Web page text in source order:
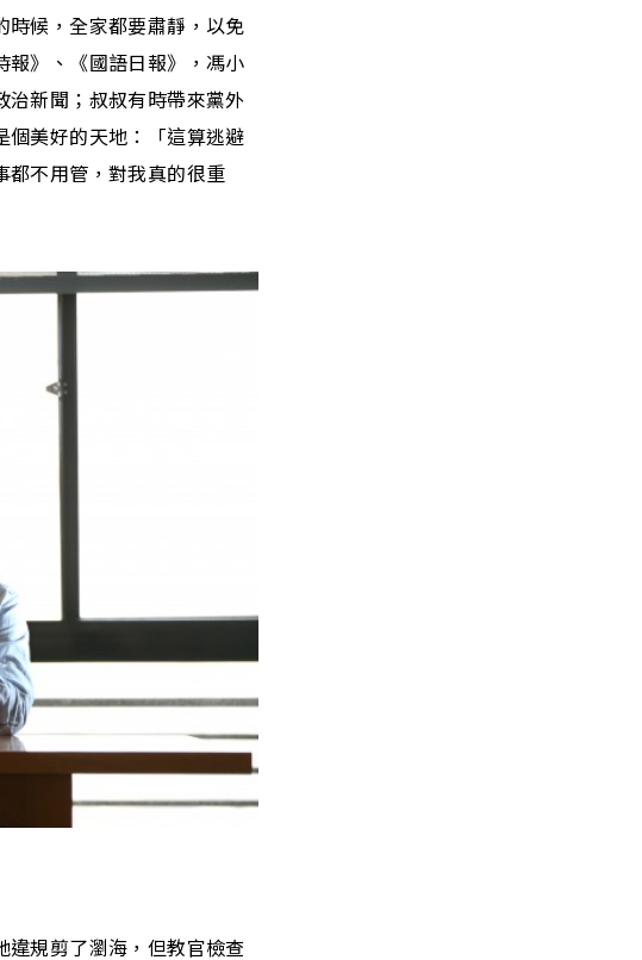
時候，全家都要肅靜，以免
》、《國語日報》，馮小
新聞；叔叔有時帶來黨外
美好的天地：「這算逃避
都不用管，對我真的很重
違規剪了瀏海，但教官檢查